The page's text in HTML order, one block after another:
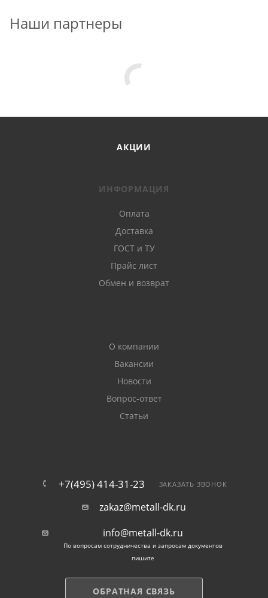
Наши партнеры
АКЦИИ
ИНФОРМАЦИЯ
Оплата
Доставка
ГОСТ и ТУ
Прайс лист
Обмен и возврат
О компании
Вакансии
Новости
Вопрос-ответ
Статьи
+7(495) 414-31-23 ЗАКАЗАТЬ ЗВОНОК
zakaz@metall-dk.ru
info@metall-dk.ru
По вопросам сотрудничества и запросам документов
пишите
ОБРАТНАЯ СВЯЗЬ